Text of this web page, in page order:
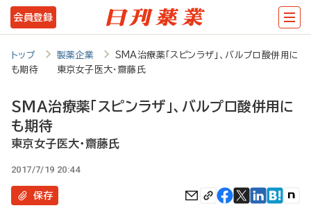
メ
イ
テ
ツ
に
会員登録
トップ 製薬企業
SMA治療薬「スピンラザ」、バルプロ酸併用に
も期待 東京女子医大・齋藤氏
SMA治療薬「スピンラザ」、バルプロ酸併用に
も期待
東京女子医大・齋藤氏
2017/7/19 20:44
保存